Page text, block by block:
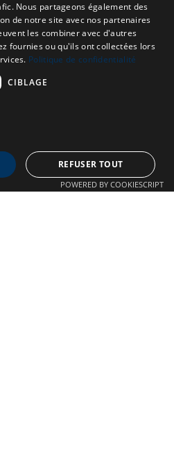
souffrant de Malformations
Nous partageons également des
de notre site avec nos partenaires
les combiner avec d'autres
fournies ou qu'ils ont collectées lors
Politique de confidentialité
CIBLAGE
REFUSER TOUT
POWERED BY COOKIESCRIPT